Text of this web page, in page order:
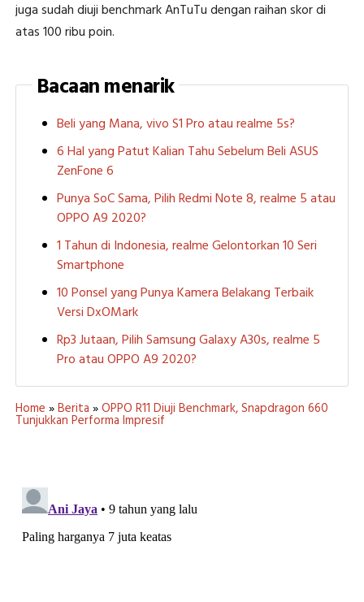
juga sudah diuji benchmark AnTuTu dengan raihan skor di
atas 100 ribu poin.
Bacaan menarik
Beli yang Mana, vivo S1 Pro atau realme 5s?
6 Hal yang Patut Kalian Tahu Sebelum Beli ASUS
ZenFone 6
Punya SoC Sama, Pilih Redmi Note 8, realme 5 atau
OPPO A9 2020?
1 Tahun di Indonesia, realme Gelontorkan 10 Seri
Smartphone
10 Ponsel yang Punya Kamera Belakang Terbaik
Versi DxOMark
Rp3 Jutaan, Pilih Samsung Galaxy A30s, realme 5
Pro atau OPPO A9 2020?
Home »Berita »OPPO R11 Diuji Benchmark, Snapdragon 660
Tunjukkan Performa Impresif